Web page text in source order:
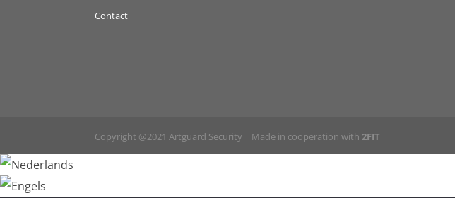
Contact
Copyright @2021 Artguard Security | Made in cooperation with 2FIT